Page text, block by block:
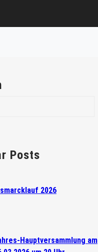
Posts
2026
Hauptversammlung am